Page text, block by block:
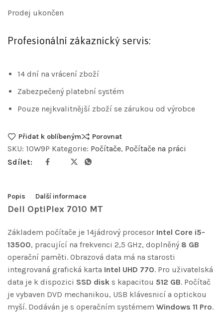
Prodej ukončen
Profesionální zákaznický servis:
14 dní na vrácení zboží
Zabezpečený platební systém
Pouze nejkvalitnější zboží se zárukou od výrobce
Přidat k oblíbeným Porovnat
SKU: 10W9P Kategorie: Počítače, Počítače na práci
Sdílet:
Popis Další informace
Dell OptiPlex 7010 MT
Základem počítače je 14jádrový procesor Intel Core i5-
13500, pracující na frekvenci 2,5 GHz, doplněný 8 GB
operační paměti. Obrazová data má na starosti
integrovaná grafická karta Intel UHD 770. Pro uživatelská
data je k dispozici SSD disk s kapacitou 512 GB. Počítač
je vybaven DVD mechanikou, USB klávesnicí a optickou
myší. Dodáván je s operačním systémem Windows 11 Pro.